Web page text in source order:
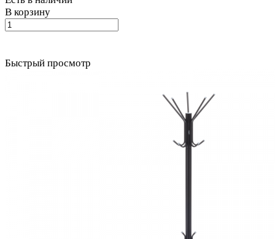
В корзину
Быстрый просмотр